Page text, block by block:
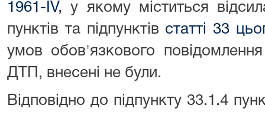
1961-IV, у якому міститься
пунктів та підпунктів статті 33
умов обов'язкового
ДТП, внесені не були.
Відповідно до підпункту 33.1.4